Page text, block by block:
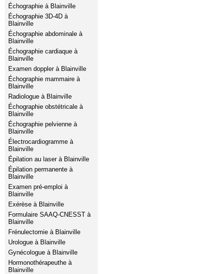
Échographie à Blainville
Échographie 3D-4D à
Blainville
Échographie abdominale à
Blainville
Échographie cardiaque à
Blainville
Examen doppler à Blainville
Échographie mammaire à
Blainville
Radiologue à Blainville
Échographie obstétricale à
Blainville
Échographie pelvienne à
Blainville
Électrocardiogramme à
Blainville
Épilation au laser à Blainville
Épilation permanente à
Blainville
Examen pré-emploi à
Blainville
Exérèse à Blainville
Formulaire SAAQ-CNESST à
Blainville
Frénulectomie à Blainville
Urologue à Blainville
Gynécologue à Blainville
Hormonothérapeuthe à
Blainville